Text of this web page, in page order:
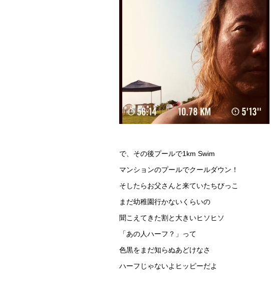
で、その後プールで1km Swim
マンションのプールでクールダウン！
そしたらお父さんと来ていたちびっこ
まだ幼稚園行かないくらいの
聞こえてきた割と大きいヒソヒソ
「あの人ハーフ？」って
色黒をまだ知らぬあどけなさ
ハーフじゃないよヒッピーだよ